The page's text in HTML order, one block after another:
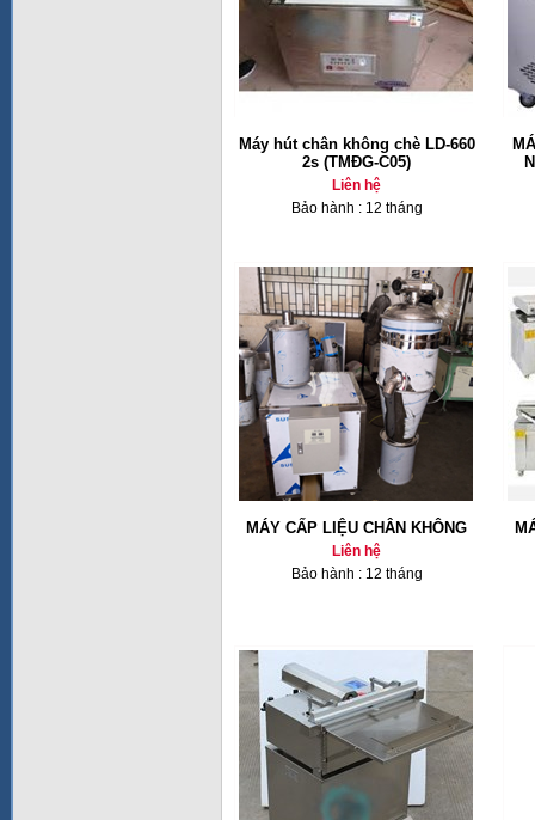
Máy hút chân không chè LD-660
2s (TMĐG-C05)
Liên hệ
Bảo hành : 12 tháng
MÁY CẤP LIỆU CHÂN KHÔNG
Liên hệ
Bảo hành : 12 tháng